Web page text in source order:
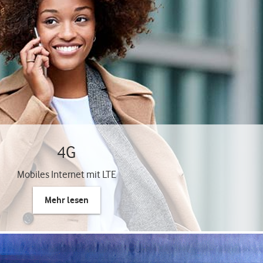
4G
Mobiles Internet mit LTE
Mehr lesen